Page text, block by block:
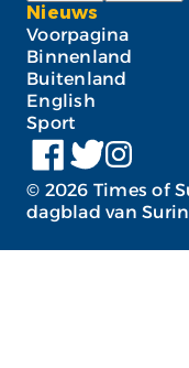
Nieuws
Voorpagina
Binnenland
Buitenland
English
Sport
© 2026 Times of
dagblad van